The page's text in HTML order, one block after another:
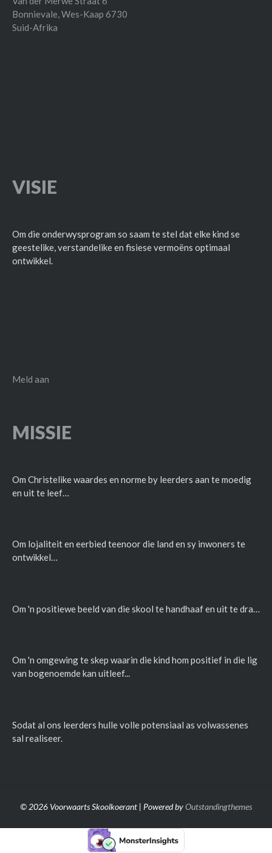
Bonnievale,Wes-Kaap 6730
Suid-Afrika
VISIE
Om die onderwysprogram so saam te stel dat elke kind se
geestelike, verstandelike en fisiese vermoëns optimaal
ontwikkel.
Meld aan
MISSIE
Om Christelike waardes en norme by leerders aan te moedig
en uit te leef…
Om lojaliteit en eerbied teenoor die land en sy inwoners te
ontwikkel…
Om 'n positiewe beeld van die skool te handhaaf en uit te dra…
Om 'n omgewing te skep waarin die kind hom positief in die lig
van bogenoemde kan uitleef...
Sodat al ons leerders hulle volle potensiaal as volwassenes
sal realiseer.
© 2026 Voorwaarts Skoolkoerant | Powered byOutstandingthemes